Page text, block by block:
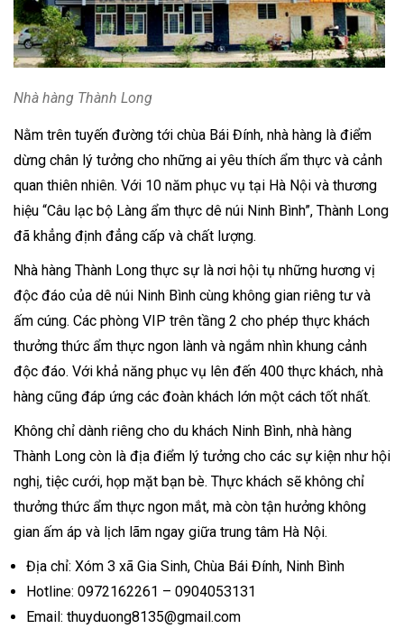
Nhà hàng Thành Long
Nằm trên tuyến đường tới chùa Bái Đính, nhà hàng là điểm
dừng chân lý tưởng cho những ai yêu thích ẩm thực và cảnh
quan thiên nhiên. Với 10 năm phục vụ tại Hà Nội và thương
hiệu “Câu lạc bộ Làng ẩm thực dê núi Ninh Bình”, Thành Long
đã khẳng định đẳng cấp và chất lượng.
Nhà hàng Thành Long thực sự là nơi hội tụ những hương vị
độc đáo của dê núi Ninh Bình cùng không gian riêng tư và
ấm cúng. Các phòng VIP trên tầng 2 cho phép thực khách
thưởng thức ẩm thực ngon lành và ngắm nhìn khung cảnh
độc đáo. Với khả năng phục vụ lên đến 400 thực khách, nhà
hàng cũng đáp ứng các đoàn khách lớn một cách tốt nhất.
Không chỉ dành riêng cho du khách Ninh Bình, nhà hàng
Thành Long còn là địa điểm lý tưởng cho các sự kiện như hội
nghị, tiệc cưới, họp mặt bạn bè. Thực khách sẽ không chỉ
thưởng thức ẩm thực ngon mắt, mà còn tận hưởng không
gian ấm áp và lịch lãm ngay giữa trung tâm Hà Nội.
Địa chỉ: Xóm 3 xã Gia Sinh, Chùa Bái Đính, Ninh Bình
Hotline: 0972162261 – 0904053131
Email: thuyduong8135@gmail.com